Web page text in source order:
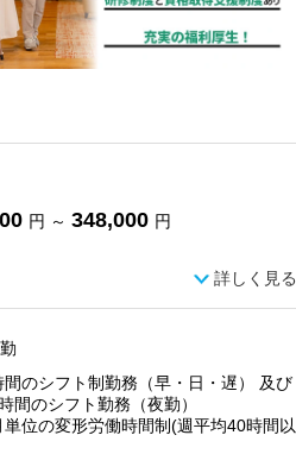
円 ～ 348,000 円
詳しく見る
間のシフト制勤務（早・日・遅） 及び
間のシフト勤務（夜勤）
位の変形労働時間制(週平均40時間以